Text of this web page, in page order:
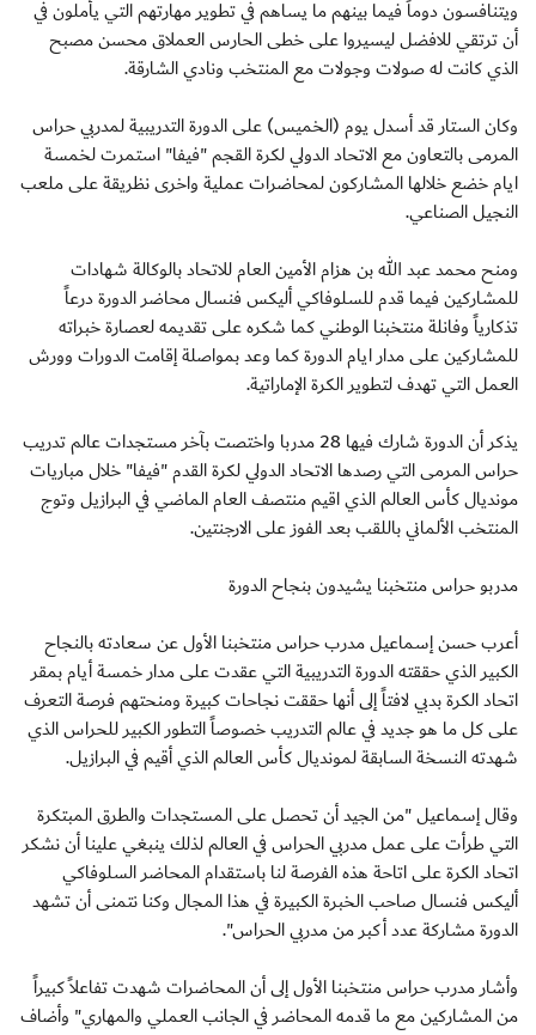
ويتنافسون دوماً فيما بينهم ما يساهم في تطوير مهارتهم التي يأملون في
أن ترتقي للافضل ليسيروا على خطى الحارس العملاق محسن مصبح
الذي كانت له صولات وجولات مع المنتخب ونادي الشارقة.
وكان الستار قد أسدل يوم (الخميس) على الدورة التدريبية لمدربي حراس
المرمى بالتعاون مع الاتحاد الدولي لكرة القجم "فيفا" استمرت لخمسة
ايام خضع خلالها المشاركون لمحاضرات عملية واخرى نظريقة على ملعب
النجيل الصناعي.
ومنح محمد عبد الله بن هزام الأمين العام للاتحاد بالوكالة شهادات
للمشاركين فيما قدم للسلوفاكي أليكس فنسال محاضر الدورة درعاً
تذكارياً وفانلة منتخبنا الوطني كما شكره على تقديمه لعصارة خبراته
للمشاركين على مدار ايام الدورة كما وعد بمواصلة إقامت الدورات وورش
العمل التي تهدف لتطوير الكرة الإماراتية.
يذكر أن الدورة شارك فيها 28 مدربا واختصت بآخر مستجدات عالم تدريب
حراس المرمى التي رصدها الاتحاد الدولي لكرة القدم "فيفا" خلال مباريات
مونديال كأس العالم الذي اقيم منتصف العام الماضي في البرازيل وتوج
المنتخب الألماني باللقب بعد الفوز على الارجنتين.
مدربو حراس منتخبنا يشيدون بنجاح الدورة
أعرب حسن إسماعيل مدرب حراس منتخبنا الأول عن سعادته بالنجاح
الكبير الذي حققته الدورة التدريبية التي عقدت على مدار خمسة أيام بمقر
اتحاد الكرة بدبي لافتاً إلى أنها حققت نجاحات كبيرة ومنحتهم فرصة التعرف
على كل ما هو جديد في عالم التدريب خصوصاً التطور الكبير للحراس الذي
شهدته النسخة السابقة لمونديال كأس العالم الذي أقيم في البرازيل.
وقال إسماعيل "من الجيد أن تحصل على المستجدات والطرق المبتكرة
التي طرأت على عمل مدربي الحراس في العالم لذلك ينبغي علينا أن نشكر
اتحاد الكرة على اتاحة هذه الفرصة لنا باستقدام المحاضر السلوفاكي
أليكس فنسال صاحب الخبرة الكبيرة في هذا المجال وكنا نتمنى أن تشهد
الدورة مشاركة عدد أكبر من مدربي الحراس".
وأشار مدرب حراس منتخبنا الأول إلى أن المحاضرات شهدت تفاعلاً كبيراً
من المشاركين مع ما قدمه المحاضر في الجانب العملي والمهاري" وأضاف